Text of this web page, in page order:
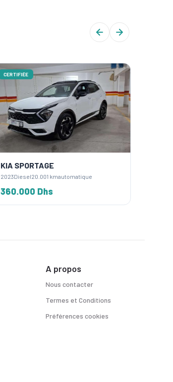
CERTIFIÉE
KIA SPORTAGE
2023Diesel20.001 kmautomatique
360.000 Dhs
A propos
Nous contacter
Termes et Conditions
Préférences cookies